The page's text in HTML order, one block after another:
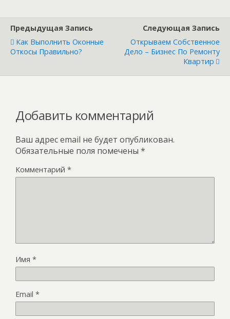
Предыдущая Запись
Как Выполнить Оконные
Откосы Правильно?
Следующая Запись
Открываем Собственное
Дело – Бизнес По Ремонту
Квартир
Добавить комментарий
Ваш адрес email не будет опубликован.
Обязательные поля помечены *
Комментарий *
Имя *
Email *